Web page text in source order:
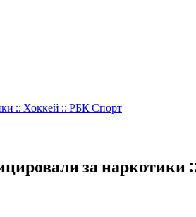
:: Хоккей :: РБК Спорт
за